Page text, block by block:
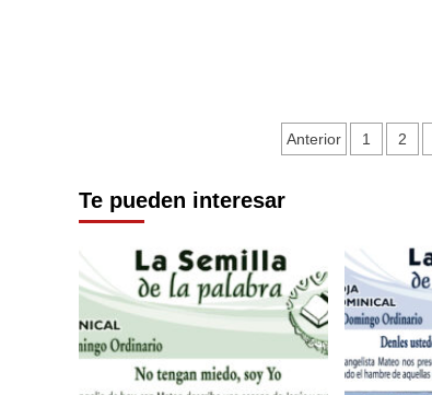
entradas
Anterior 1 2
Te pueden interesar